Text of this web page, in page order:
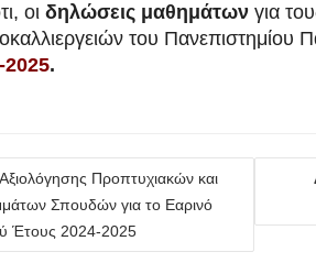
οι δηλώσεις μαθημάτων για
του
2025.
Προπτυχιακών και
Σπουδών για το Εαρινό
Έτους 2024-2025